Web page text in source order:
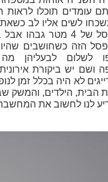
עומדים תוכלו לראות
לשים אליו לב כשאת
. זהו פסל של 4 מטר
הזה כשחושבים
לשלום לבעליהן
יש ביקורת
לא היה בכלל זמן
הבית, הילדים, והמשק
לנו לחשוב את